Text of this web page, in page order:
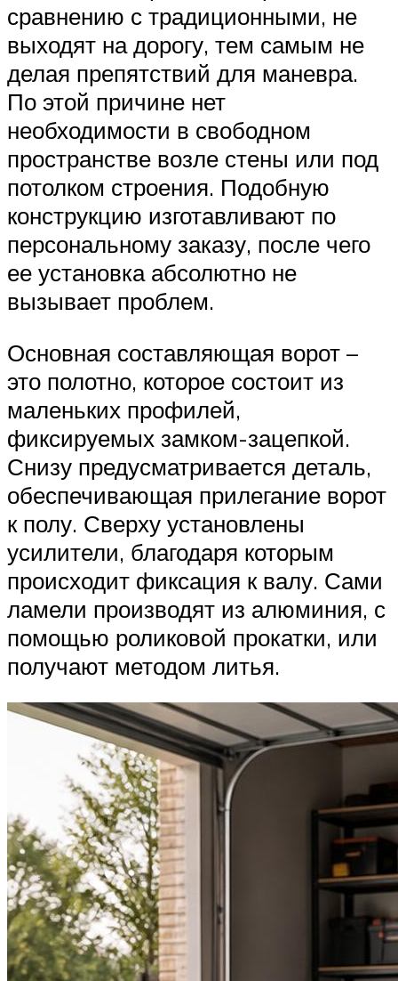
сравнению с традиционными, не
выходят на дорогу, тем самым не
делая препятствий для маневра.
По этой причине нет
необходимости в свободном
пространстве возле стены или под
потолком строения. Подобную
конструкцию изготавливают по
персональному заказу, после чего
ее установка абсолютно не
вызывает проблем.
Основная составляющая ворот –
это полотно, которое состоит из
маленьких профилей,
фиксируемых замком-зацепкой.
Снизу предусматривается деталь,
обеспечивающая прилегание ворот
к полу. Сверху установлены
усилители, благодаря которым
происходит фиксация к валу. Сами
ламели производят из алюминия, с
помощью роликовой прокатки, или
получают методом литья.